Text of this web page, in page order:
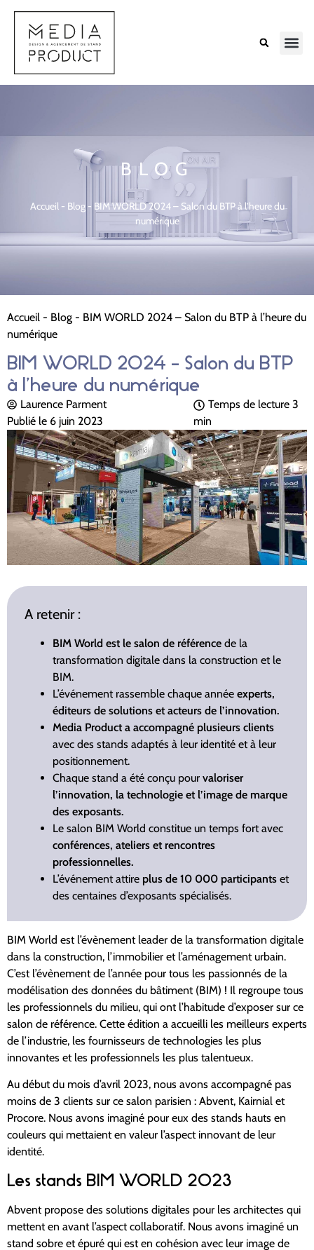
BLOG
Accueil- Blog- BIM WORLD 2024 – Salon du BTP à l’heure du
numérique
Accueil - Blog - BIM WORLD 2024 – Salon du BTP à l’heure du
numérique
BIM WORLD 2024 – Salon du BTP
à l’heure du numérique
Laurence Parment
Publié le 6 juin 2023
Temps de lecture3
min
A retenir :
BIM World est le salon de référence de la
transformation digitale dans la construction et le
BIM.
L’événement rassemble chaque année experts,
éditeurs de solutions et acteurs de l’innovation.
Media Product a accompagné plusieurs clients
avec des stands adaptés à leur identité et à leur
positionnement.
Chaque stand a été conçu pour valoriser
l’innovation, la technologie et l’image de marque
des exposants.
Le salon BIM World constitue un temps fort avec
conférences, ateliers et rencontres
professionnelles.
L’événement attire plus de 10 000 participants et
des centaines d’exposants spécialisés.
BIM World est l’évènement leader de la transformation digitale
dans la construction, l’immobilier et l’aménagement urbain.
C’est l’évènement de l’année pour tous les passionnés de la
modélisation des données du bâtiment (BIM) ! Il regroupe tous
les professionnels du milieu, qui ont l’habitude d’exposer sur ce
salon de référence. Cette édition a accueilli les meilleurs experts
de l’industrie, les fournisseurs de technologies les plus
innovantes et les professionnels les plus talentueux.
Au début du mois d’avril 2023, nous avons accompagné pas
moins de 3 clients sur ce salon parisien : Abvent, Kairnial et
Procore. Nous avons imaginé pour eux des stands hauts en
couleurs qui mettaient en valeur l’aspect innovant de leur
identité.
Les stands BIM WORLD 2023
Abvent propose des solutions digitales pour les architectes qui
mettent en avant l’aspect collaboratif. Nous avons imaginé un
stand sobre et épuré qui est en cohésion avec leur image de